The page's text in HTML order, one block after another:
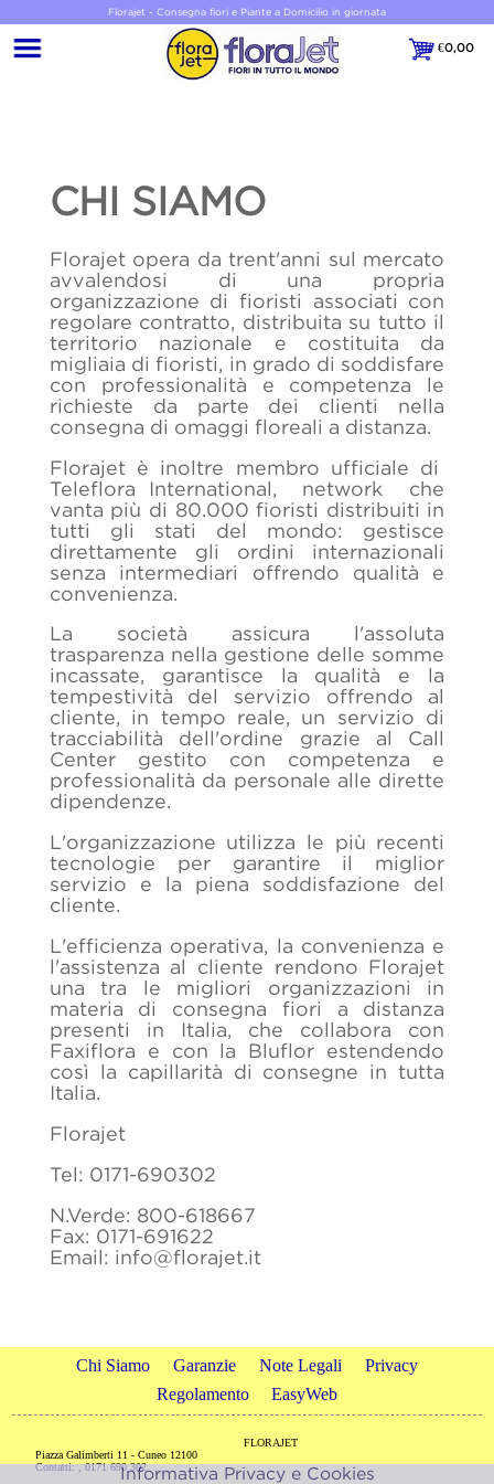
Florajet - Consegna fiori e Piante a Domicilio in giornata
€0,00
€0,00
CHI SIAMO
Florajet opera da trent'anni sul mercato
avvalendosi di una propria
organizzazione di fioristi associati con
regolare contratto, distribuita su tutto il
territorio nazionale e costituita da
migliaia di fioristi, in grado di soddisfare
con professionalità e competenza le
richieste da parte dei clienti nella
consegna di omaggi floreali a distanza.
Florajet è inoltre membro ufficiale di
Teleflora International, network che
vanta più di 80.000 fioristi distribuiti in
tutti gli stati del mondo: gestisce
direttamente gli ordini internazionali
senza intermediari offrendo qualità e
convenienza.
La società assicura l'assoluta
trasparenza nella gestione delle somme
incassate, garantisce la qualità e la
tempestività del servizio offrendo al
cliente, in tempo reale, un servizio di
tracciabilità dell'ordine grazie al Call
Center gestito con competenza e
professionalità da personale alle dirette
dipendenze.
L'organizzazione utilizza le più recenti
tecnologie per garantire il miglior
servizio e la piena soddisfazione del
cliente.
L'efficienza operativa, la convenienza e
l'assistenza al cliente rendono Florajet
una tra le migliori organizzazioni in
materia di consegna fiori a distanza
presenti in Italia, che collabora con
Faxiflora e con la Bluflor estendendo
così la capillarità di consegne in tutta
Italia.
Florajet
Tel: 0171-690302
N.Verde: 800-618667
Fax: 0171-691622
Email: info@florajet.it
Chi Siamo Garanzie Note Legali
Privacy
Regolamento
EasyWeb
FLORAJET
Piazza Galimberti 11 - Cuneo 12100
Contatti: , 0171 690 302Informativa Privacy e Cookies